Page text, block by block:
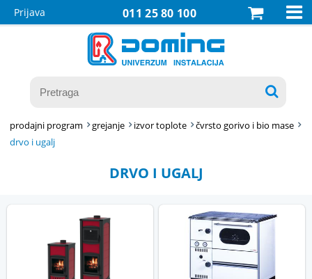
011 25 80 100
Prijava 

prodajni program grejanje izvor toplote
čvrsto gorivo i bio mase
drvo i ugalj
DRVO I UGALJ